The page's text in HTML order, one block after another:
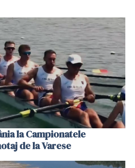
la Campionatele
de la Varese